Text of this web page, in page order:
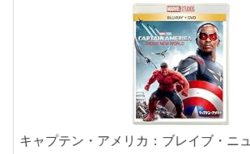
キャプテン・アメリカ：ブレイブ・ニ